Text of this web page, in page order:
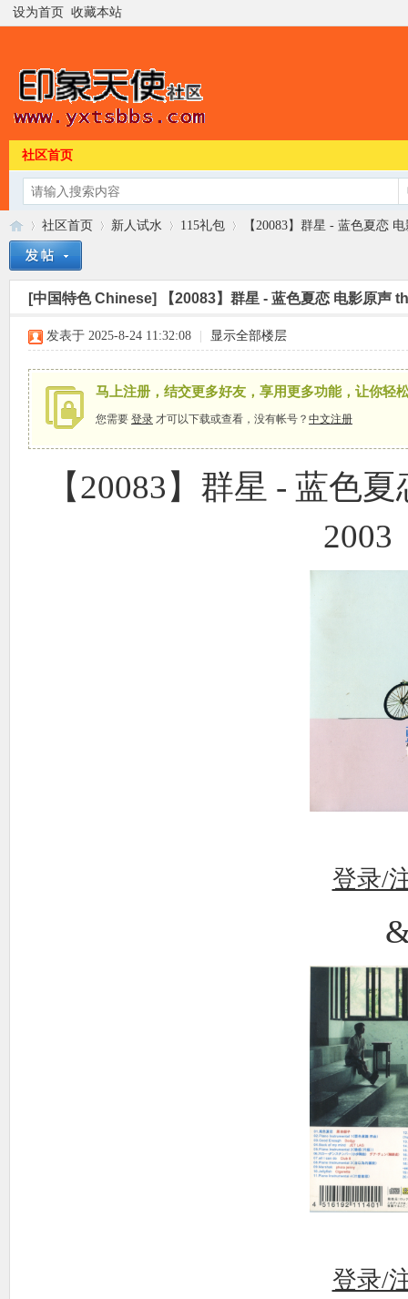
设为首页 收藏本站
社区首页
»
社区首页
›
新人试水 115礼包 【20083】群星 - 蓝色夏恋
[中国特色 Chinese] 【20083】群星 - 蓝色夏恋 电影原声
发表于 2025-8-24 11:32:08 显示全部楼层
马上注册，结交更多好友，享用更多功能，让你轻
您需要 登录 才可以下载或查看，没有帐号？ 中文注册
【20083】群星 - 蓝色
2003
登录/
登录/